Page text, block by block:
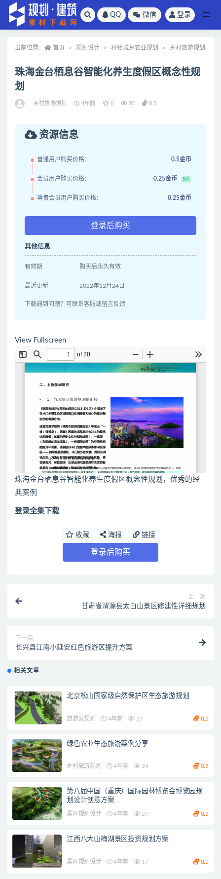
QQ 微信 登录
当前位置： 首页 规划设计 村镇城乡农业规划 乡村旅游规划
珠海金台栖息谷智能化养生度假区概念性规
划
乡村旅游规划 4年前 0 30 0.5
资源信息
普通用户购买价格： 0.5金币
会员用户购买价格： 0.25金币 5折
尊贵会员用户购买价格： 0.25金币
登录后购买
其他信息
有效期 购买后永久有效
最近更新 2022年12月24日
下载遇到问题？可联系客服或留言反馈
View Fullscreen
珠海金台栖息谷智能化养生度假区概念性规划，优秀的经
典案例
登录全集下载
收藏 海报 链接
登录后购买
上一篇
甘肃省渭源县太白山景区修建性详细规划
下一篇
长兴县江南小延安红色旅游区提升方案
相关文章
北京松山国家级自然保护区生态旅游规划
旅游区规划 4年前 19 0.5
绿色农业生态旅游案例分享
乡村旅游规划 4年前 24 0.5
第八届中国（重庆）国际园林博览会博览园规
划设计创意方案
景区规划设计 4年前 27 0.5
江西八大山梅湖景区投资规划方案
景区规划设计 4年前 17 0.5
全部